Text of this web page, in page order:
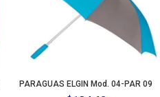
PARAGUAS ELGIN Mod. 04-PAR 09